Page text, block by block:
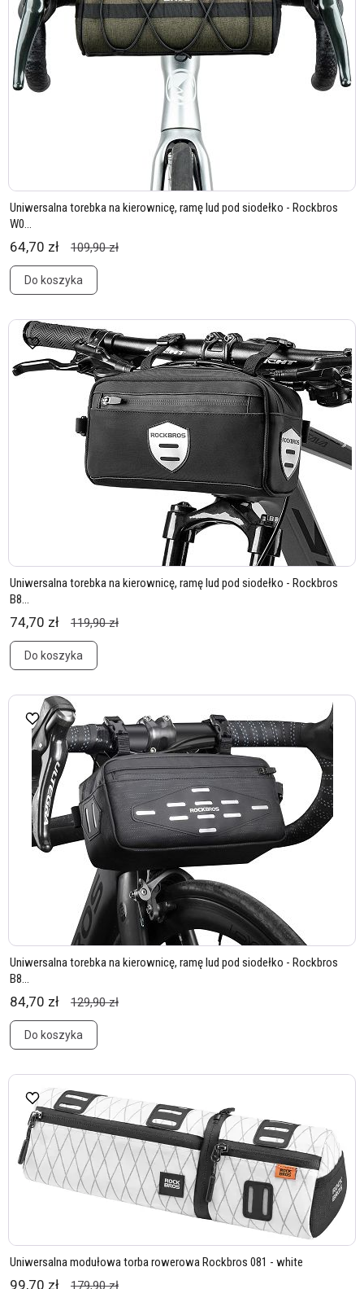
Uniwersalna torebka na kierownicę, ramę lud pod siodełko - Rockbros
W0...
64,70 zł 109,90 zł
Do koszyka
Uniwersalna torebka na kierownicę, ramę lud pod siodełko - Rockbros
B8...
74,70 zł 119,90 zł
Do koszyka
Uniwersalna torebka na kierownicę, ramę lud pod siodełko - Rockbros
B8...
84,70 zł 129,90 zł
Do koszyka
Uniwersalna modułowa torba rowerowa Rockbros 081 - white
99,70 zł 179,90 zł